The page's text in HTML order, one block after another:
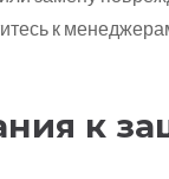
к
к